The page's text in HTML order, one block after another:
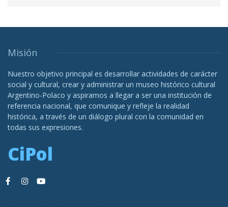
Misión
Nuestro objetivo principal es desarrollar actividades de carácter
social y cultural, crear y administrar un museo histórico cultural
Argentino-Polaco y aspiramos a llegar a ser una institución de
referencia nacional, que comunique y refleje la realidad
histórica, a través de un diálogo plural con la comunidad en
todas sus expresiones.
CiPol